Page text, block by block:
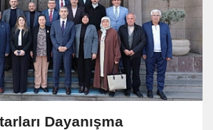
Dayanışma